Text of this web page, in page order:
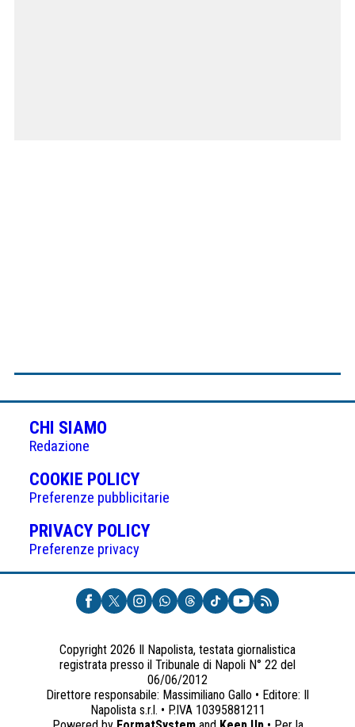
CHI SIAMO
Redazione
COOKIE POLICY(APRE
IN
UNA
NUOVA
Preferenze pubblicitarie
PRIVACY POLICY(APRE
UNA
NUOVA
SCHEDA)
Preferenze privacy
Copyright 2026 Il Napolista, testata giornalistica
registrata presso il Tribunale di Napoli N° 22 del
06/06/2012
Direttore responsabile: Massimiliano Gallo • Editore: Il
Napolista s.r.l. • P.IVA 10395881211